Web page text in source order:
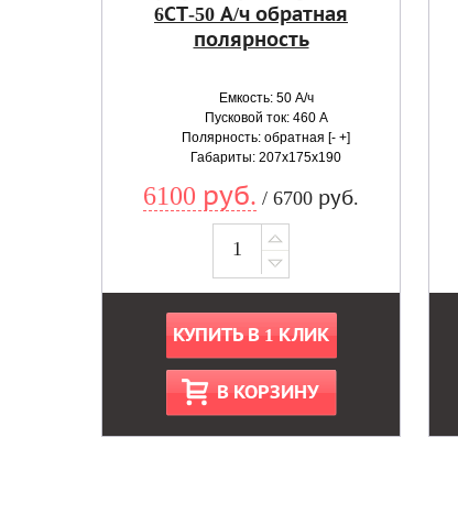
6СТ-50 А/ч обратная
полярность
Емкость: 50 А/ч
Пусковой ток: 460 А
Полярность: обратная [- +]
Габариты: 207x175x190
6100 руб. / 6700 руб.
КУПИТЬ В 1 КЛИК
В КОРЗИНУ